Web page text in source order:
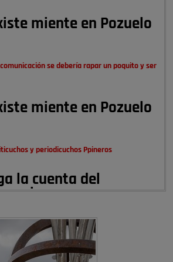
miente en Pozuelo
se debería rapar un poquito y ser
miente en Pozuelo
y periodicuchos Ppineros
la cuenta del
casi …
ha vivido nunca en Pozuelo , pero yo si desde